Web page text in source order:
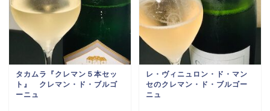
タカムラ『クレマン５本セッ
ト』 クレマン・ド・ブルゴ
ーニュ
レ・ヴィニュロン・ド・マン
セのクレマン・ド・ブルゴー
ニュ